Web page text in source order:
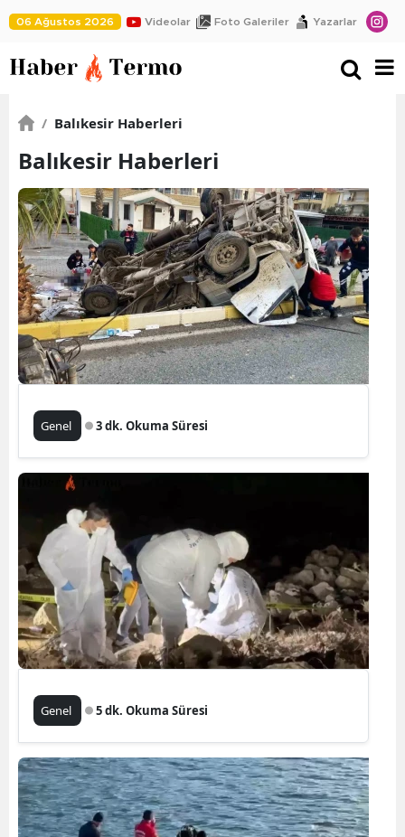
06 Ağustos 2026 Videolar Foto Galeriler Yazarlar
/ Balıkesir Haberleri
Balıkesir Haberleri
Genel 3 dk. Okuma Süresi
Genel 5 dk. Okuma Süresi